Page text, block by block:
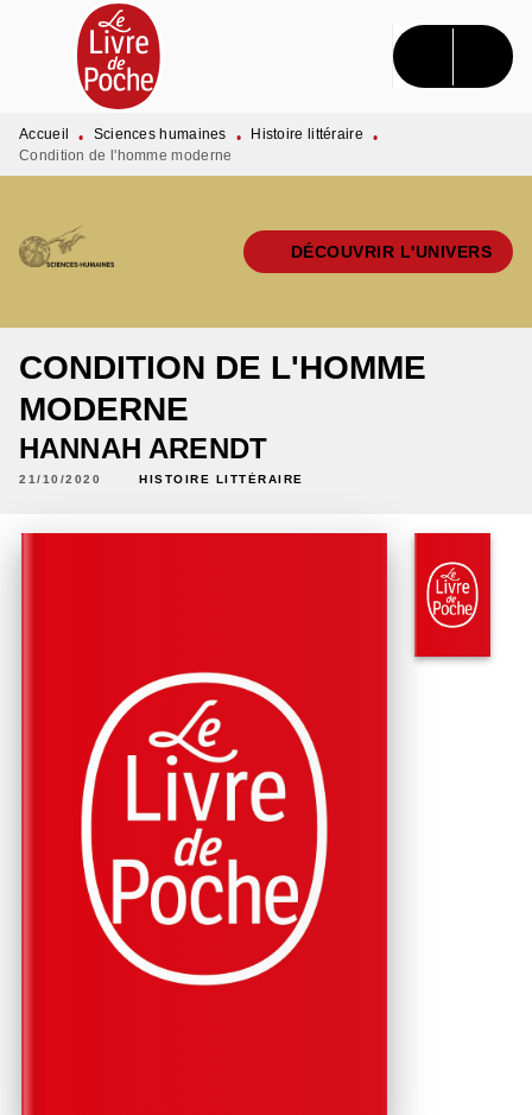
MENU RECHERCHE CONTENU
PIED DE PAGE
Accueil • Sciences humaines • Histoire littéraire
•
Condition de l'homme moderne
DÉCOUVRIR L'UNIVERS
CONDITION DE L'HOMME
MODERNE
HANNAH ARENDT
21/10/2020 HISTOIRE LITTÉRAIRE